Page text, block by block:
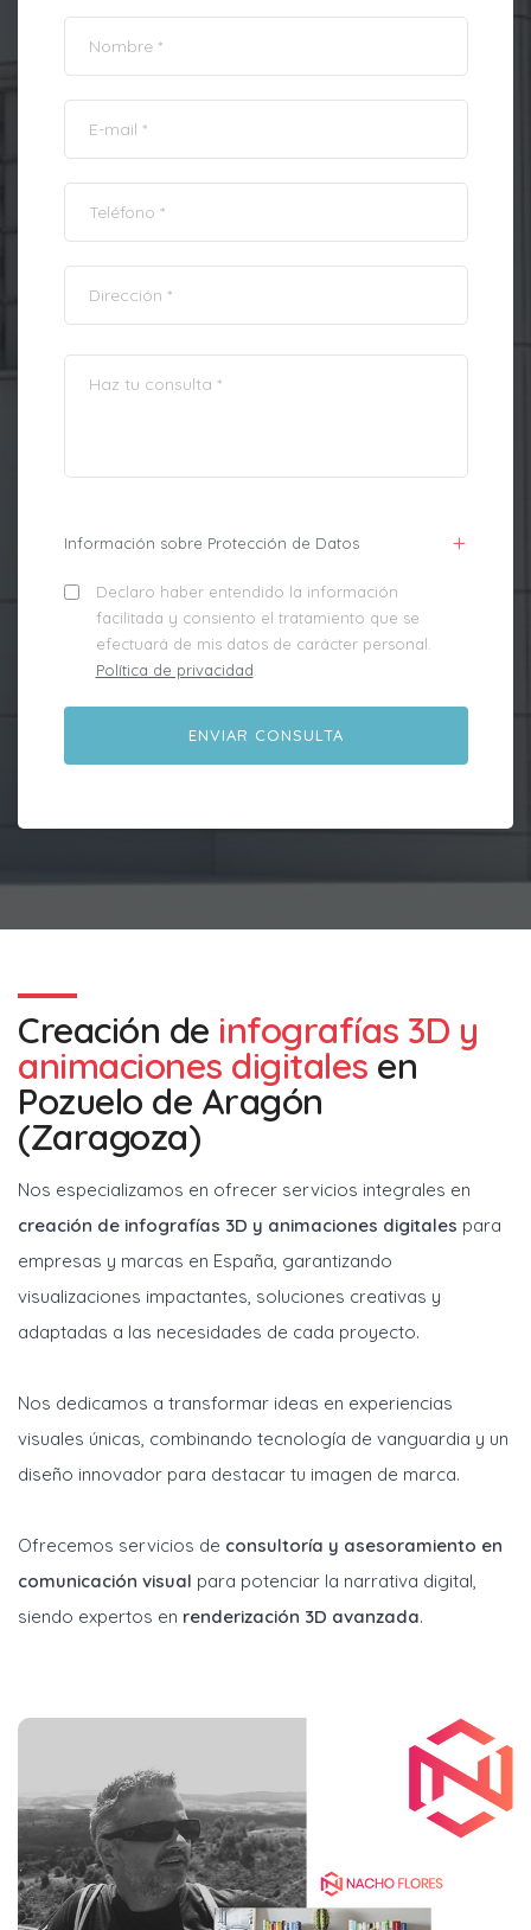
Información sobre Protección de Datos
Declaro haber entendido la información
facilitada y consiento el tratamiento que se
efectuará de mis datos de carácter personal.
Política de privacidad.
Creación de infografías 3D y
animaciones digitales en
Pozuelo de Aragón
(Zaragoza)
Nos especializamos en ofrecer servicios integrales en
creación de infografías 3D y animaciones digitales para
empresas y marcas en España, garantizando
visualizaciones impactantes, soluciones creativas y
adaptadas a las necesidades de cada proyecto.
Nos dedicamos a transformar ideas en experiencias
visuales únicas, combinando tecnología de vanguardia y un
diseño innovador para destacar tu imagen de marca.
Ofrecemos servicios de consultoría y asesoramiento en
comunicación visual para potenciar la narrativa digital,
siendo expertos en renderización 3D avanzada.